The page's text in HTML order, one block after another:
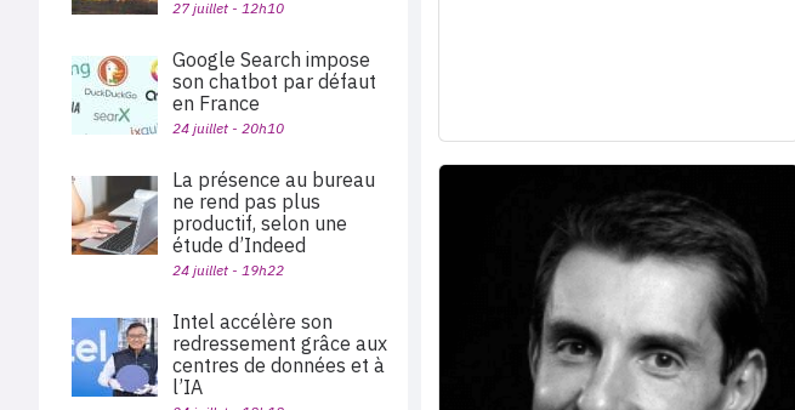
27 juillet - 12h10
Google Search impose
son chatbot par défaut
en France
24 juillet - 20h10
La présence au bureau
ne rend pas plus
productif, selon une
étude d’Indeed
24 juillet - 19h22
Intel accélère son
redressement grâce aux
centres de données et à
l’IA